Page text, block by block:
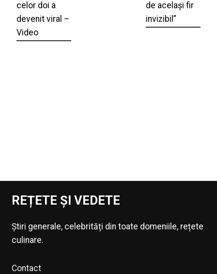
celor doi a
devenit viral –
Video
de același fir
invizibil”
REȚETE ȘI VEDETE
Știri generale, celebrități din toate domeniile, rețete
culinare.
Contact